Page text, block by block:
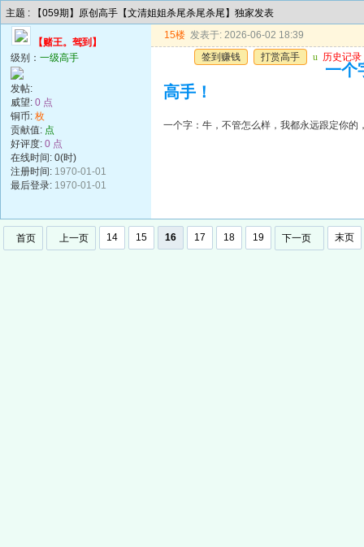
主题 : 【059期】原创高手【文清姐姐杀尾杀尾杀尾】独家发表
【赌王。驾到】
级别： 一级高手
发帖:
威望: 0 点
铜币: 枚
贡献值: 点
好评度: 0 点
在线时间: 0(时)
注册时间: 1970-01-01
最后登录: 1970-01-01
15楼 发表于: 2026-06-02 18:39
签到赚钱
打赏高手 u 历史记录
一个
高手！
一个字：牛，不管怎么样，我都永远跟定你的
首页 上一页 14 15 16 17 18 19 下一页 末页